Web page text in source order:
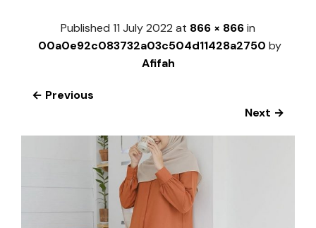
Published 11 July 2022 at 866 × 866in
00a0e92c083732a03c504d11428a2750 by
Afifah
← Previous
Next →